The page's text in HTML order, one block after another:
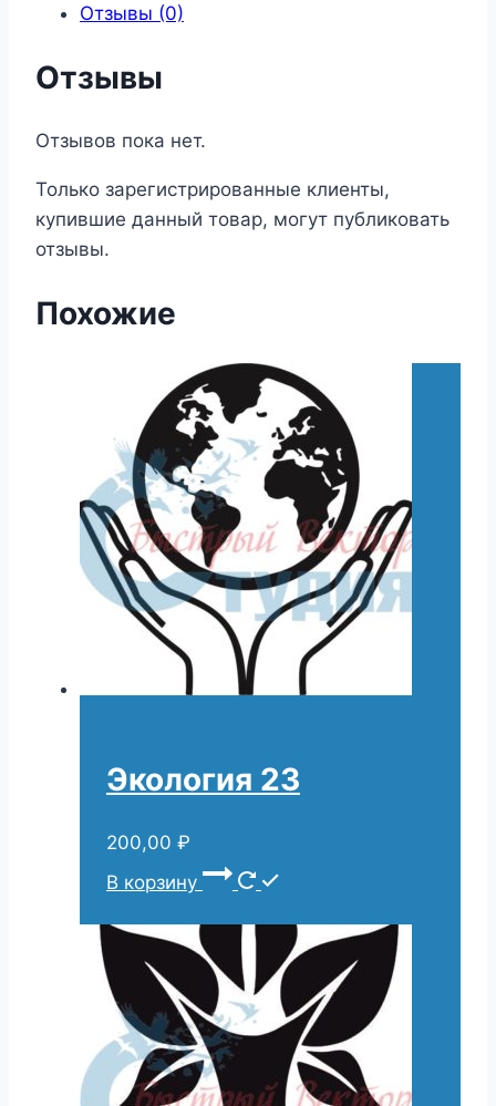
Отзывы (0)
Отзывы
Отзывов пока нет.
Только зарегистрированные клиенты,
купившие данный товар, могут публиковать
отзывы.
Похожие
Экология 23
200,00 ₽
В корзину